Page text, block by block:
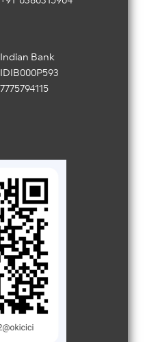
Indian Bank
IDIB000P593
7775794115